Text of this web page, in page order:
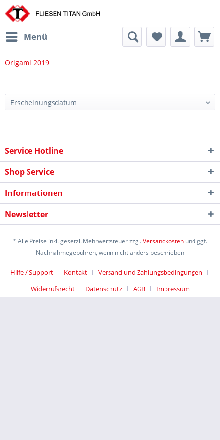
Menü
Origami 2019
Service Hotline
Shop Service
Informationen
Newsletter
* Alle Preise inkl. gesetzl. Mehrwertsteuer zzgl.Versandkosten und ggf.
Nachnahmegebühren, wenn nicht anders beschrieben
Hilfe / Support Kontakt
Versand und Zahlungsbedingungen
Widerrufsrecht
Datenschutz AGB Impressum